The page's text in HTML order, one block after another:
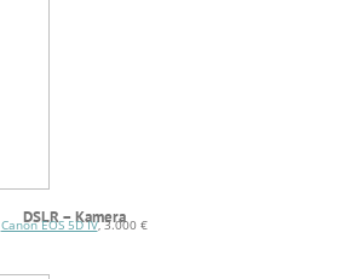
DSLR –Kamera
Canon EOS 5D IV, 3.000 €